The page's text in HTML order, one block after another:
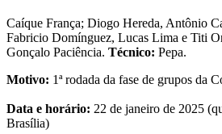
Caíque França; Diogo Hereda, Antônio
Fabricio Domínguez, Lucas Lima e Titi
Gonçalo Paciência. Técnico: Pepa.
Motivo: 1ª rodada da fase de grupos da
Data e horário: 22 de janeiro de 2025
Brasília)